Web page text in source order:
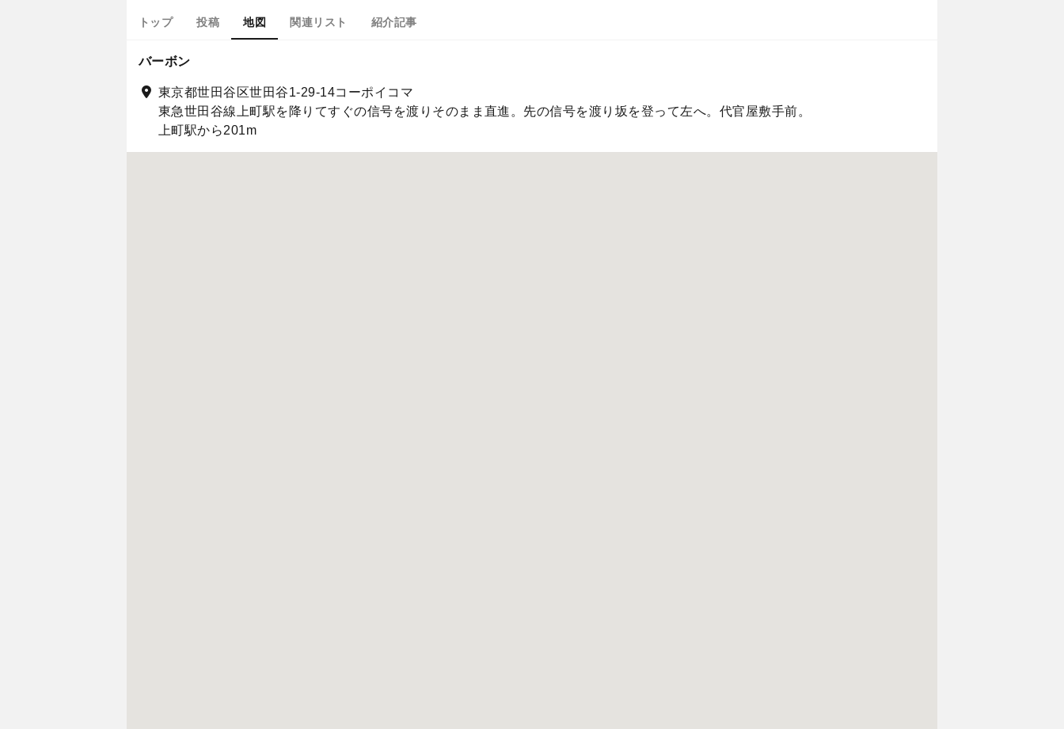
トップ 投稿 地図 関連リスト 紹介記事
バーボン
東京都世田谷区世田谷1-29-14コーポイコマ
東急世田谷線上町駅を降りてすぐの信号を渡りそのまま直進。先の信号を渡り坂を登って左へ。代官屋敷手前。
上町駅から201m